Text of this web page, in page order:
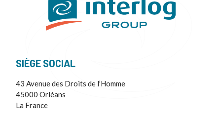
SIÈGE SOCIAL
43 Avenue des Droits de l’Homme
45000 Orléans
La France